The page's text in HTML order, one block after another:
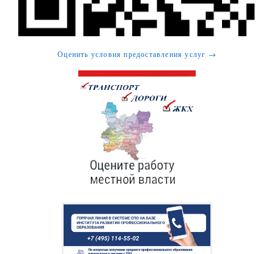
Оценить условия предоставления услуг →